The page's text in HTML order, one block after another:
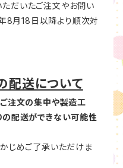
だいたご注文やお問い
8月18日以降より順次対
配送について
注文の集中や製造工
配送ができない可能性
じめご了承いただけま